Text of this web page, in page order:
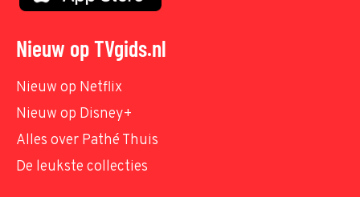
Nieuw op TVgids.nl
Nieuw op Netflix
Nieuw op Disney+
Alles over Pathé Thuis
De leukste collecties